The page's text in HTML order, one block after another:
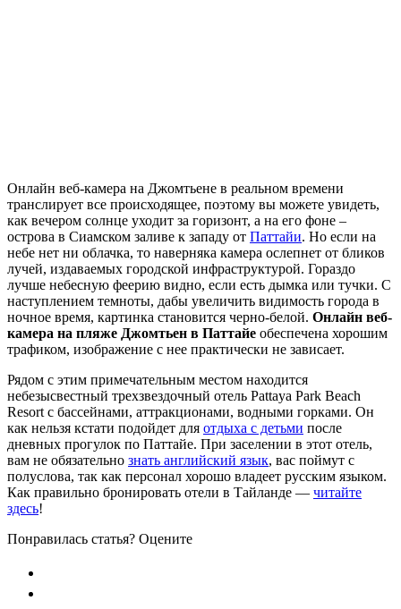
Онлайн веб-камера на Джомтьене в реальном времени
транслирует все происходящее, поэтому вы можете увидеть,
как вечером солнце уходит за горизонт, а на его фоне –
острова в Сиамском заливе к западу от Паттайи. Но если на
небе нет ни облачка, то наверняка камера ослепнет от бликов
лучей, издаваемых городской инфраструктурой. Гораздо
лучше небесную феерию видно, если есть дымка или тучки. С
наступлением темноты, дабы увеличить видимость города в
ночное время, картинка становится черно-белой. Онлайн веб-
камера на пляже Джомтьен в Паттайе обеспечена хорошим
трафиком, изображение с нее практически не зависает.
Рядом с этим примечательным местом находится
небезысвестный трехзвездочный отель Pattaya Park Beach
Resort с бассейнами, аттракционами, водными горками. Он
как нельзя кстати подойдет для отдыха с детьми после
дневных прогулок по Паттайе. При заселении в этот отель,
вам не обязательно знать английский язык, вас поймут с
полуслова, так как персонал хорошо владеет русским языком.
Как правильно бронировать отели в Тайланде — читайте
здесь!
Понравилась статья? Оцените